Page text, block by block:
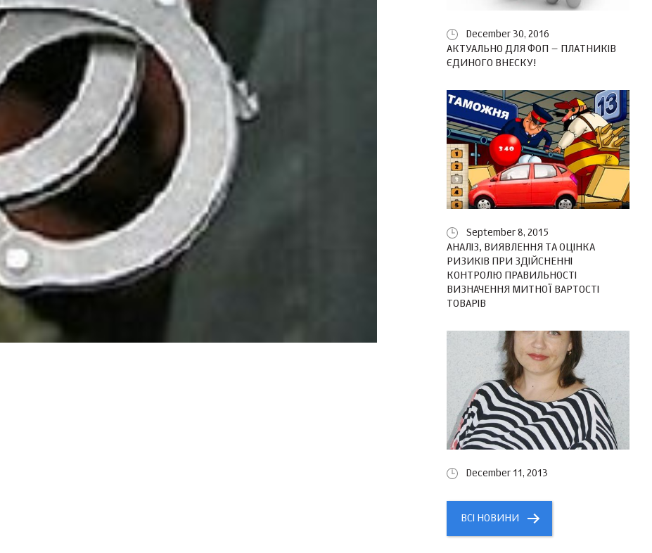
December 30, 2016
АКТУАЛЬНО ДЛЯ ФОП – ПЛАТНИКІВ
ЄДИНОГО ВНЕСКУ!
September 8, 2015
АНАЛІЗ, ВИЯВЛЕННЯ ТА ОЦІНКА
РИЗИКІВ ПРИ ЗДІЙСНЕННІ
КОНТРОЛЮ ПРАВИЛЬНОСТІ
ВИЗНАЧЕННЯ МИТНОЇ ВАРТОСТІ
ТОВАРІВ
December 11, 2013
ВСІ НОВИНИ